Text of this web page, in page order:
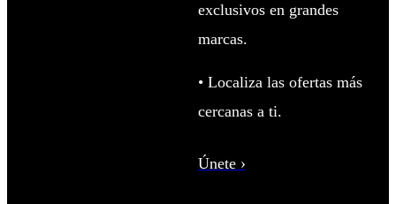
exclusivos en grandes
marcas.
• Localiza las ofertas más
cercanas a ti.
Únete ›